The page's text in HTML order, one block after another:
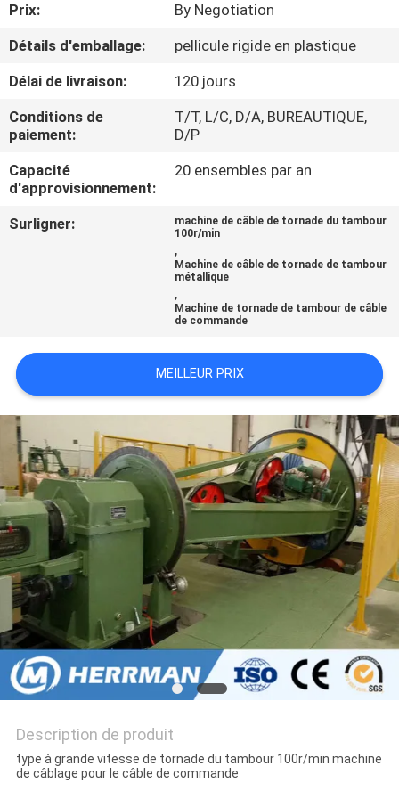
D'USINE
CONTRÔLE
DE
QUALITÉ
CONTACTEZ-
NOUS
UNE
CITATION
PLAN
DU
SITE
POLITIQUE
DE
CONFIDENTIALITÉ
Prix:
By Negotiation
Détails d'emballage:
pellicule rigide en plastique
Délai de livraison:
120 jours
Conditions de
paiement:
T/T, L/C, D/A, BUREAUTIQUE,
D/P
Capacité
d'approvisionnement:
20 ensembles par an
Surligner:
machine de câble de tornade du tambour
100r/min
,
Machine de câble de tornade de tambour
métallique
,
Machine de tornade de tambour de câble
de commande
MEILLEUR PRIX
Description de produit
type à grande vitesse de tornade du tambour 100r/min machine
de câblage pour le câble de commande